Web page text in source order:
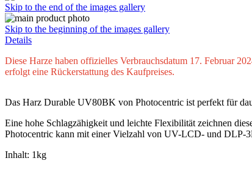
Skip to the end of the images gallery
Skip to the beginning of the images gallery
Details
Diese Harze haben offizielles Verbrauchsdatum 17. Februar
erfolgt eine Rückerstattung des Kaufpreises.
Das Harz Durable UV80BK von Photocentric ist perfekt für
Eine hohe Schlagzähigkeit und leichte Flexibilität zeichnen
Photocentric kann mit einer Vielzahl von UV-LCD- und DLP-
Inhalt: 1kg